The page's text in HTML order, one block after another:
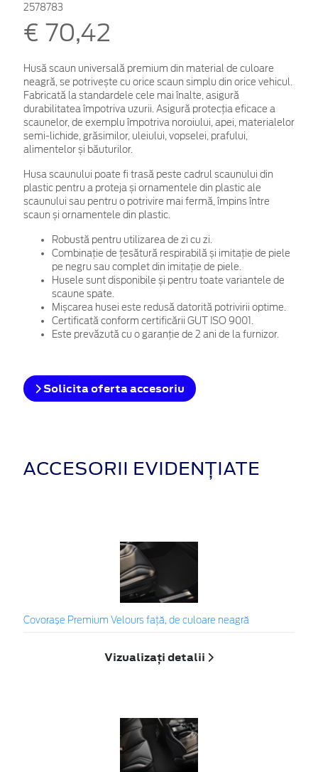
2578783
€ 70,42
Husă scaun universală premium din material de culoare
neagră, se potrivește cu orice scaun simplu din orice vehicul.
Fabricată la standardele cele mai înalte, asigură
durabilitatea împotriva uzurii. Asigură protecția eficace a
scaunelor, de exemplu împotriva noroiului, apei, materialelor
semi-lichide, grăsimilor, uleiului, vopselei, prafului,
alimentelor și băuturilor.
Husa scaunului poate fi trasă peste cadrul scaunului din
plastic pentru a proteja și ornamentele din plastic ale
scaunului sau pentru o potrivire mai fermă, împins între
scaun și ornamentele din plastic.
Robustă pentru utilizarea de zi cu zi.
Combinație de țesătură respirabilă și imitație de piele
pe negru sau complet din imitație de piele.
Husele sunt disponibile și pentru toate variantele de
scaune spate.
Mișcarea husei este redusă datorită potrivirii optime.
Certificată conform certificării GUT ISO 9001.
Este prevăzută cu o garanție de 2 ani de la furnizor.
Solicita oferta accesoriu
ACCESORII EVIDENȚIATE
Covorașe Premium Velours față, de culoare neagră
Vizualizați detalii